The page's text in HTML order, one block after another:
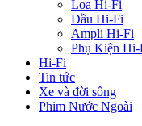
Loa Hi-Fi
Đầu Hi-Fi
Ampli Hi-Fi
Phụ Kiện Hi-
Hi-Fi
Tin tức
Xe và đời sống
Phim Nước Ngoài